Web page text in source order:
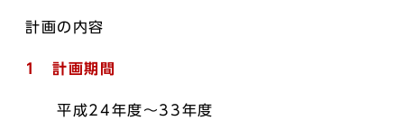
計画の内容
1 計画期間
平成24年度～33年度